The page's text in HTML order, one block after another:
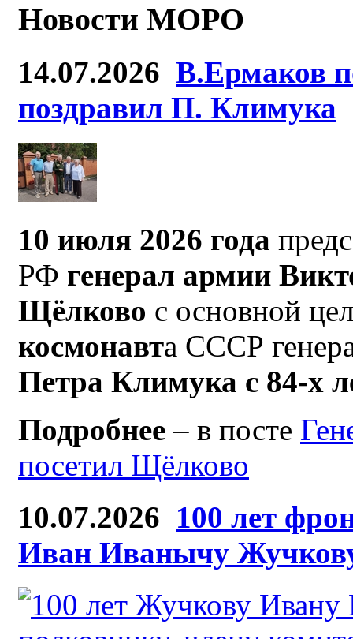
Новости МОРО
14.07.2026 В.Ермаков
поздравил П. Климука
10 июля 2026 года
РФ генерал армии
Щёлково с основной
космонавта СССР
Петра Климука с 84-х
Подробнее – в посте
посетил Щёлково
10.07.2026 100 лет
Иван Иванычу